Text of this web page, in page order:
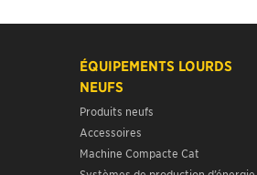
ÉQUIPEMENTS LOURDS
NEUFS
Produits neufs
Accessoires
Machine Compacte Cat